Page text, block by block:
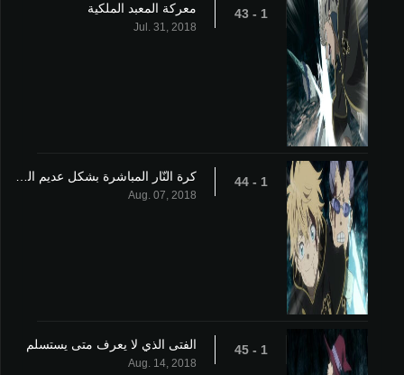
1 - 43 معركة المعبد الملكية
Jul. 31, 2018
1 - 44
Aug. 07, 2018
1 - 45 الفتى الذي لا يعرف متى يستسلم
Aug. 14, 2018